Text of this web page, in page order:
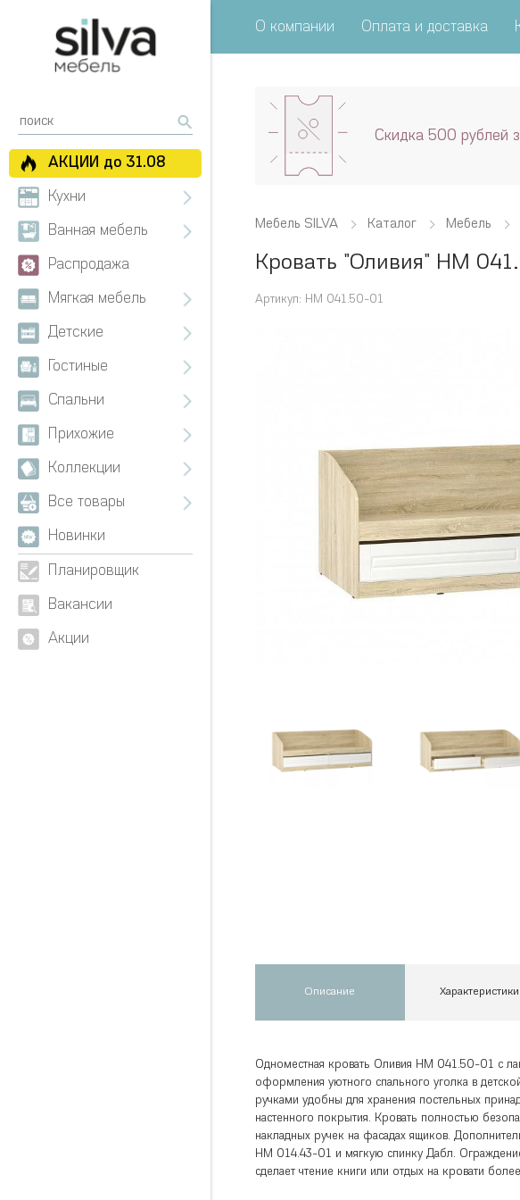
О компании Оплата и доставка
АКЦИИ до 31.08
Кухни
Ванная мебель
Распродажа
Мягкая мебель
Детские
Гостиные
Спальни
Прихожие
Коллекции
Все товары
Новинки
Планировщик
Вакансии
Акции
Скидка 500 рублей
Мебель SILVA Каталог Мебель
Кровать "Оливия" НМ
Артикул: НМ 041.50-01
Описание Характеристики
Одноместная кровать Оливия НМ 041.50-01 с
оформления уютного спального уголка в
ручками удобны для хранения постельных
настенного покрытия. Кровать полностью
накладных ручек на фасадах ящиков.
НМ 014.43-01 и мягкую спинку Дабл.
сделает чтение книги или отдых на кровати